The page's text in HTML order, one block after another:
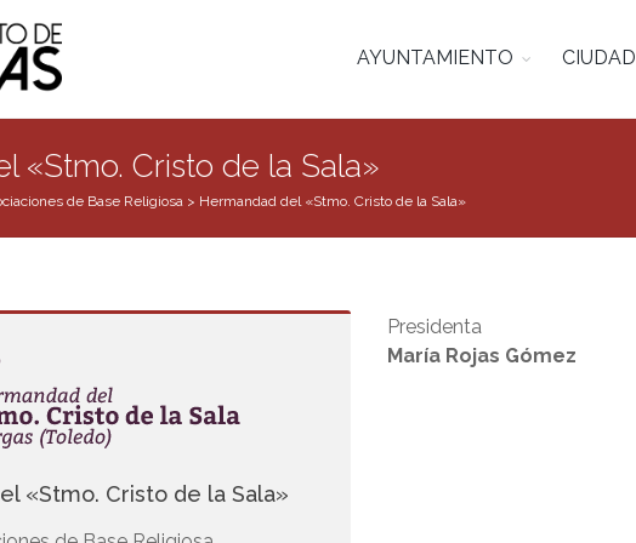
AYUNTAMIENTO CIUDAD
«Stmo. Cristo de la Sala»
de Base Religiosa > Hermandad del «Stmo. Cristo de la Sala»
«Stmo. Cristo de la Sala»
Presidenta
María Rojas Gómez